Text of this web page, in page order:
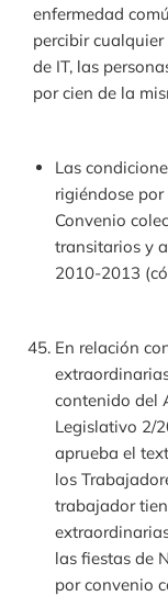
enfermedad
percibir
de IT, las
por cien de la
Las
rigiéndose
Convenio
transitarios y
2010-2013
En relación
contenido del
Legislativo 2/
aprueba el
los
trabajador
las fiestas de
por convenio